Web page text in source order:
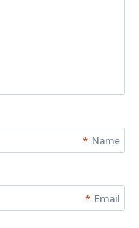
Name
*
Email
*